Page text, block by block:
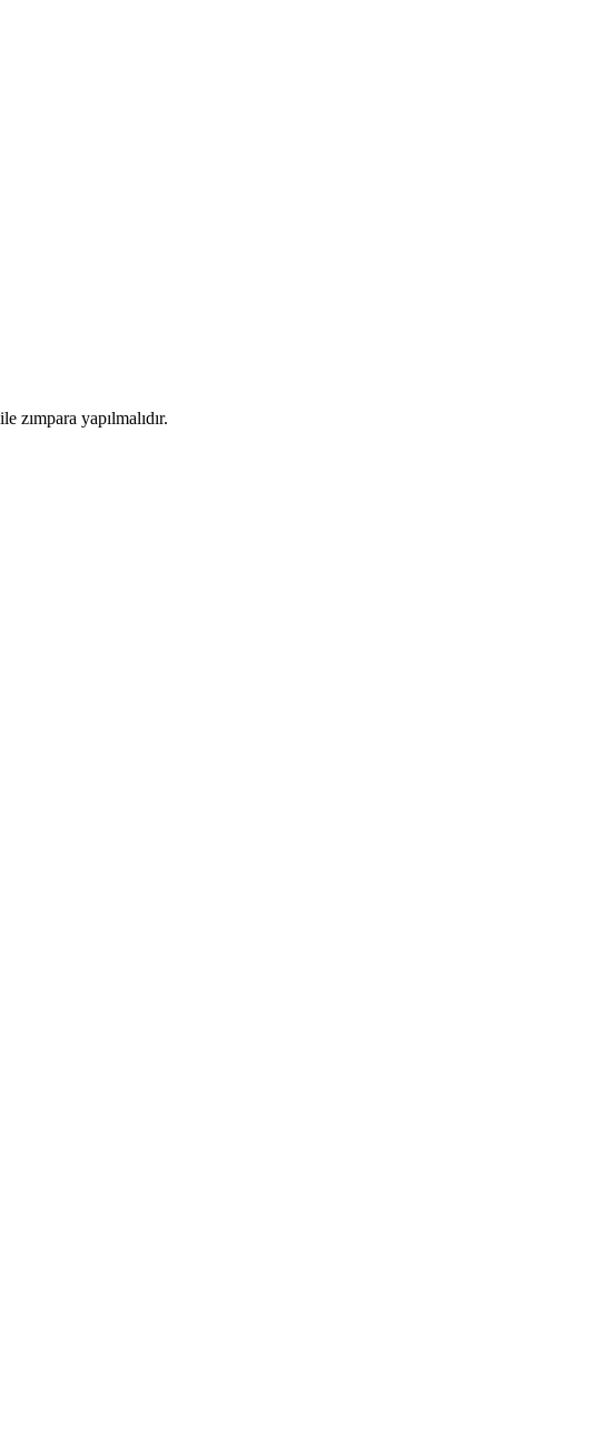
zımpara yapılmalıdır.